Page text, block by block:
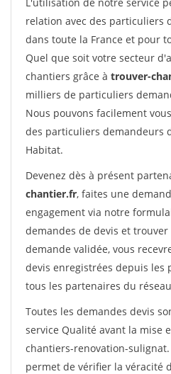
relation avec des particuliers
dans toute la France et pour
Quel que soit votre secteur
chantiers grâce à trouver-
milliers de particuliers
Nous pouvons facilement
des particuliers demandeurs
Habitat.
Devenez dès à présent
chantier.fr, faites une
engagement via notre
demandes de devis et
demande validée, vous
devis enregistrées depuis les
tous les partenaires du
Toutes les demandes devis
service Qualité avant la mise
chantiers-renovation-
permet de vérifier la véracité